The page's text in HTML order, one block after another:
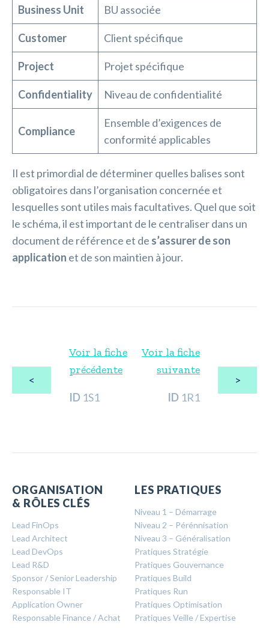
Business Unit BU associée
Customer Client spécifique
Project Projet spécifique
Confidentiality Niveau de confidentialité
Compliance
Ensemble d’exigences de
conformité applicables
Il est primordial de déterminer quelles balises sont
obligatoires dans l’organisation concernée et
lesquelles sont utiles mais facultatives. Quel que soit
le schéma, il est important de le centraliser dans un
document de référence et de s’assurer de son
application et de son maintien à jour.
<
Voir la fiche
précédente
ID 1S1
Voir la fiche
suivante
ID 1R1
>
ORGANISATION
& RÔLES CLÉS
Lead FinOps
Lead Architect
Lead DevOps
Lead R&D
Sponsor / Senior Leadership
Responsable IT
Application Owner
Responsable Finance / Achat
LES PRATIQUES
Niveau 1 – Démarrage
Niveau 2 – Pérénnisation
Niveau 3 – Généralisation
Pratiques Stratégie
Pratiques Gouvernance
Pratiques Build
Pratiques Run
Pratiques Optimisation
Pratiques Veille / Expertise